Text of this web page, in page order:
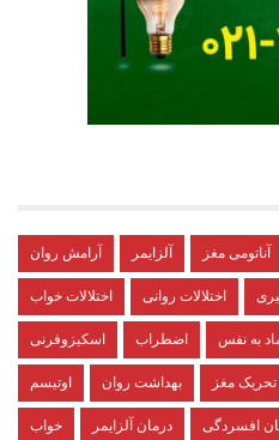
آرامش روان آلزایمر آناتومی مغز
اختلالات خواب اختلالات روانی
اسکیزوفرنی اضطراب به نفس
اوتیسم بهداشت روان تحریک مغز
خواب درمان آلزایمر افسردگی